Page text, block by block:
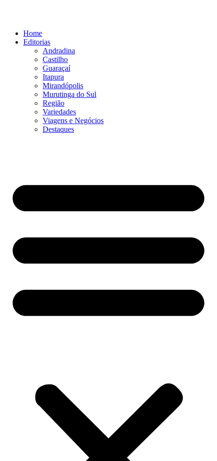
conteúdoHome
Editorias
Andradina
Castilho
Guaraçaí
Itapura
Mirandópolis
Murutinga do Sul
Região
Variedades
Viagens e Negócios
Destaques